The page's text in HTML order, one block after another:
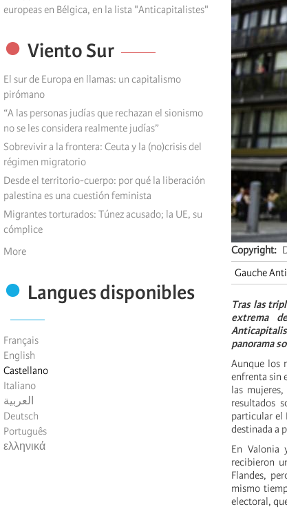
europeas en Bélgica, en la lista "Anticapitalistes"
Viento Sur
El sur de Europa en llamas: un capitalismo
pirómano
“A las personas judías que rechazan el sionismo
no se les considera realmente judías”
Sobrevivir a la frontera: Ceuta y la (no)crisis del
régimen migratorio
Desde el territorio-cuerpo: por qué la liberación
palestina es una cuestión feminista
Migrantes torturados: Túnez acusado; la UE, su
cómplice
More
Langues disponibles
Français
English
Castellano
Italiano
العربية
Deutsch
Português
ελληνικά
Copyright
Gauche
Tras las
extrema
panorama
Aunque los
enfrenta sin
las
resultados
particular el
destinada a
En Valonia
recibieron
Flandes,
mismo
electoral,